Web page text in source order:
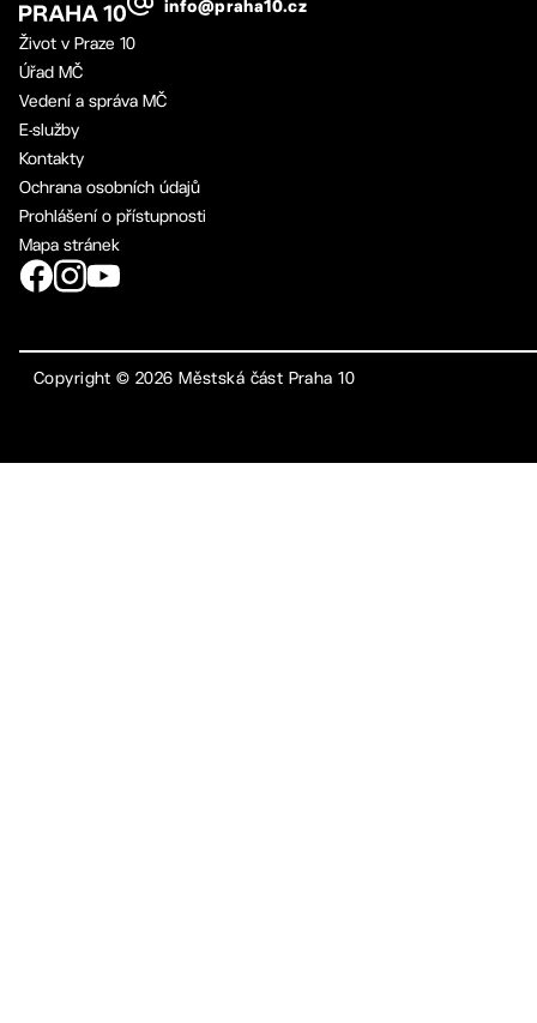
info@praha10.cz
Život v Praze 10
Úřad MČ
Vedení a správa MČ
E-služby
Kontakty
Ochrana osobních údajů
Prohlášení o přístupnosti
Mapa stránek
Copyright ©2026 Městská část Praha 10